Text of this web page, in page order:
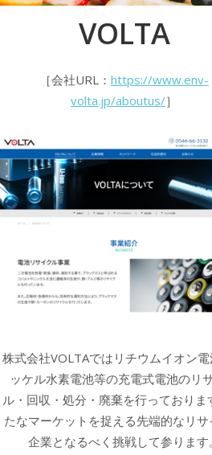
VOLTA
［会社URL：https://www.env-
volta.jp/aboutus/］
株式会社VOLTAではリチウムイオン電
ッケル水素電池等の充電式電池のリ
ル・回収・処分・廃棄を行っておりま
たなマーケットを捉える先端的なリサ
企業となるべく挑戦して参ります。